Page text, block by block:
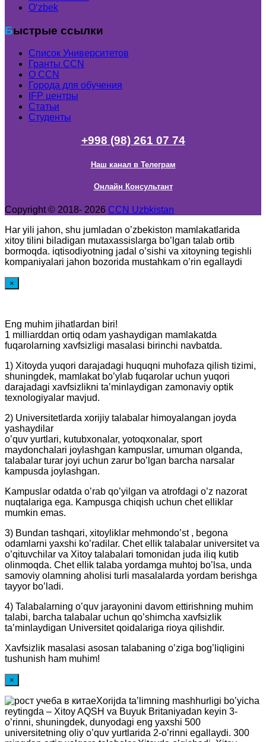
Oʻzbek
Быстрые ссылки
Список Университетов
Гранты ССN
О ССN
Города для обучения
IFP центры
Статьи
Студенты
+998 (98) 261 07 74
Наш канал в Телеграм
Онлайн Консультант
Copyright © 2018- 2026 CCN Uzbkistan
Har yili jahon, shu jumladan o’zbekiston mamlakatlarida
xitoy tilini biladigan mutaxassislarga bo’lgan talab ortib
bormoqda. iqtisodiyotning jadal o’sishi va xitoyning tegishli
kompaniyalari jahon bozorida mustahkam o’rin egallaydi
×
Eng muhim jihatlardan biri!
1 milliarddan ortiq odam yashaydigan mamlakatda
fuqarolarning xavfsizligi masalasi birinchi navbatda.
1) Xitoyda yuqori darajadagi huquqni muhofaza qilish tizimi,
shuningdek, mamlakat bo’ylab fuqarolar uchun yuqori
darajadagi xavfsizlikni ta’minlaydigan zamonaviy optik
texnologiyalar mavjud.
2) Universitetlarda xorijiy talabalar himoyalangan joyda
yashaydilar
o’quv yurtlari, kutubxonalar, yotoqxonalar, sport
maydonchalari joylashgan kampuslar, umuman olganda,
talabalar turar joyi uchun zarur bo’lgan barcha narsalar
kampusda joylashgan.
Kampuslar odatda o’rab qo’yilgan va atrofdagi o’z nazorat
nuqtalariga ega. Kampusga chiqish uchun chet elliklar
mumkin emas.
3) Bundan tashqari, xitoyliklar mehmondo’st , begona
odamlarni yaxshi ko’radilar. Chet ellik talabalar universitet va
o’qituvchilar va Xitoy talabalari tomonidan juda iliq kutib
olinmoqda. Chet ellik talaba yordamga muhtoj bo’lsa, unda
samoviy olamning aholisi turli masalalarda yordam berishga
tayyor bo’ladi.
4) Talabalarning o’quv jarayonini davom ettirishning muhim
talabi, barcha talabalar uchun qo’shimcha xavfsizlik
ta’minlaydigan Universitet qoidalariga rioya qilishdir.
Xavfsizlik masalasi asosan talabaning o’ziga bog’liqligini
tushunish ham muhim!
×
Xorijda ta’limning mashhurligi bo’yicha
reytingda – Xitoy AQSH va Buyuk Britaniyadan keyin 3-
o’rinni, shuningdek, dunyodagi eng yaxshi 500
universitetning oliy o’quv yurtlarida 2-o’rinni egallaydi. 300